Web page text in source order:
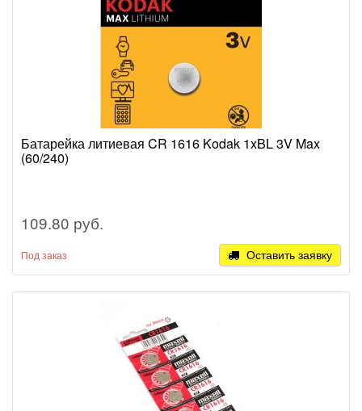
Батарейка литиевая CR 1616 Kodak 1xBL 3V Max
(60/240)
109.80 руб.
Под заказ Оставить заявку